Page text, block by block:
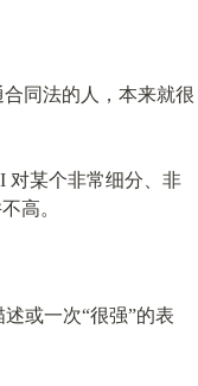
同法的人，本来就很
对某个非常细分、非
高。
或一次“很强”的表